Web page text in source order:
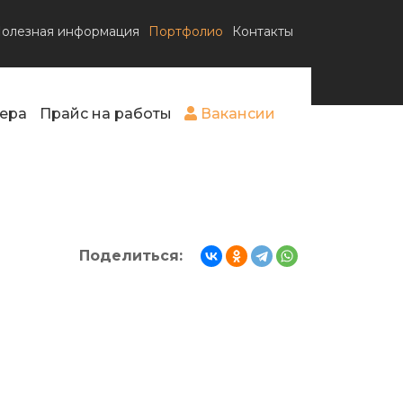
информация Портфолио Контакты
Прайс на работы Вакансии
Поделиться: